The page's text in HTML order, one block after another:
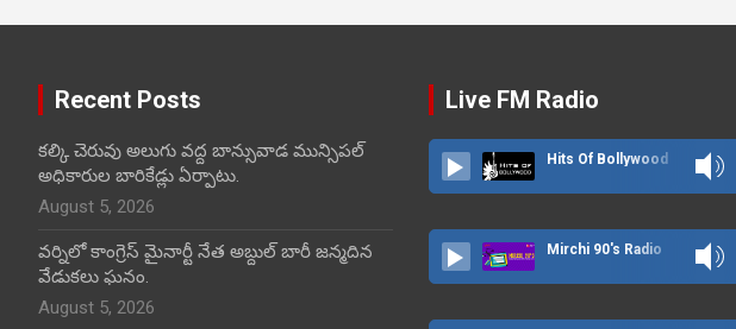
Recent Posts
కల్కి చెరువు అలుగు వద్ద బాన్సువాడ మున్సిపల్
అధికారుల బారికేడ్లు ఏర్పాటు.
August 5, 2026
వర్నిలో కాంగ్రెస్ మైనార్టీ నేత అబ్దుల్ బారీ జన్మదిన
వేడుకలు ఘనం.
August 5, 2026
Live FM Radio
Hits Of Bollywood
Mirchi 90's Radio